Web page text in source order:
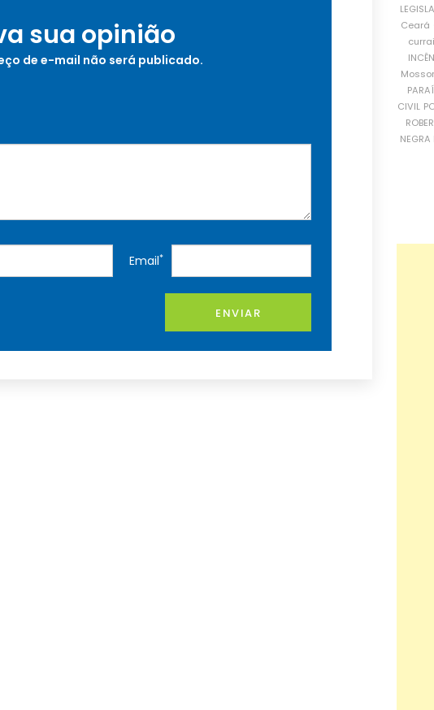
sua opinião
de e-mail não será publicado.
Email*
ENVIAR
Ceará
CIVIL
NEGRA